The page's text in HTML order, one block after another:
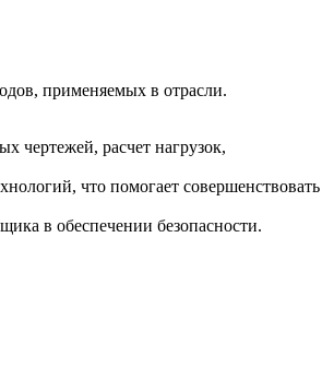
применяемых в отрасли.
чертежей, расчет нагрузок,
что помогает совершенствовать
в обеспечении безопасности.